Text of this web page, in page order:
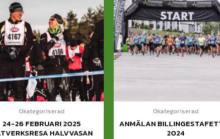
Okategoriserad
24-26 FEBRUARI 2025
HALVVASAN
Okategoriserad
ANMÄLAN
2024